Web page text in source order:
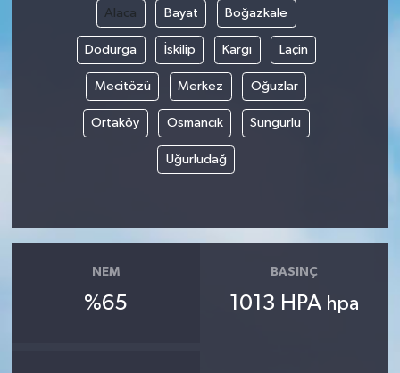
Alaca Bayat Boğazkale
Dodurga İskilip Kargı Laçin
Mecitözü Merkez Oğuzlar
Ortaköy Osmancık Sungurlu
Uğurludağ
NEM
%65
BASINÇ
1013 HPA hpa